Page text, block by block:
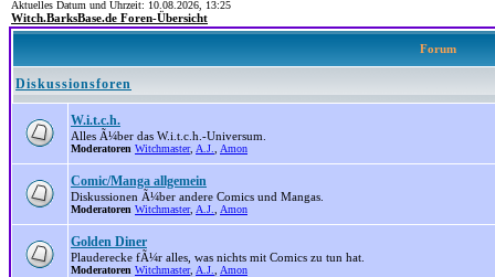
Aktuelles Datum und Uhrzeit: 10.08.2026, 13:25
Witch.BarksBase.de Foren-Übersicht
Forum
Diskussionsforen
W.i.t.c.h.
Alles Ã¼ber das W.i.t.c.h.-Universum.
Moderatoren Witchmaster, A.J. Amon
Comic/Manga allgemein
Diskussionen Ã¼ber andere Comics und Mangas.
Moderatoren Witchmaster, A.J. Amon
Golden Diner
Plauderecke fÃ¼r alles, was nichts mit Comics zu tun hat.
Moderatoren Witchmaster, A.J. Amon